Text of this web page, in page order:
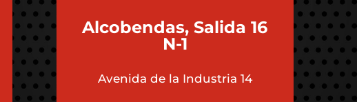
Alcobendas, Salida 16
N-1
Avenida de la Industria 14